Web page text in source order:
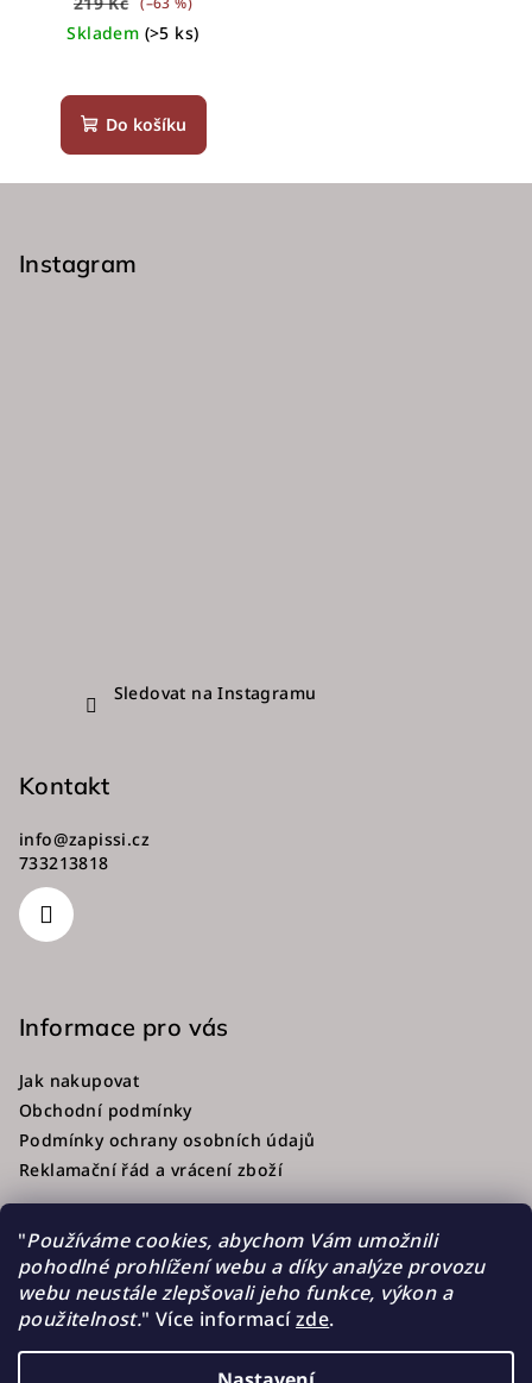
"Používáme cookies, abychom Vám umožnili
pohodlné prohlížení webu a díky analýze provozu
webu neustále zlepšovali jeho funkce, výkon a
použitelnost."Více informacízde.
Skladem (>5 ks)
hodnocení
produktu
z
Do košíku
Instagram
Sledovat na Instagramu
Kontakt
info@zapissi.cz
733213818
Informace pro vás
Jak nakupovat
Obchodní podmínky
Podmínky ochrany osobních údajů
Reklamační řád a vrácení zboží
Přijímáme online platby